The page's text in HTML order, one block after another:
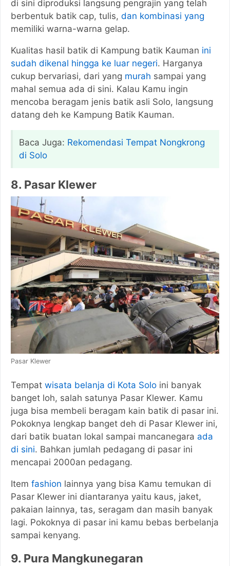
di sini diproduksi langsung pengrajin yang telah
berbentuk batik cap, tulis, dan kombinasi yang
memiliki warna-warna gelap.
Kualitas hasil batik di Kampung batik Kauman ini
sudah dikenal hingga ke luar negeri. Harganya
cukup bervariasi, dari yang murah sampai yang
mahal semua ada di sini. Kalau Kamu ingin
mencoba beragam jenis batik asli Solo, langsung
datang deh ke Kampung Batik Kauman.
Baca Juga: Rekomendasi Tempat Nongkrong
di Solo
8. Pasar Klewer
Pasar Klewer
Tempat wisata belanja di Kota Solo ini banyak
banget loh, salah satunya Pasar Klewer. Kamu
juga bisa membeli beragam kain batik di pasar ini.
Pokoknya lengkap banget deh di Pasar Klewer ini,
dari batik buatan lokal sampai mancanegara ada
di sini. Bahkan jumlah pedagang di pasar ini
mencapai 2000an pedagang.
Item fashion lainnya yang bisa Kamu temukan di
Pasar Klewer ini diantaranya yaitu kaus, jaket,
pakaian lainnya, tas, seragam dan masih banyak
lagi. Pokoknya di pasar ini kamu bebas berbelanja
sampai kenyang.
9. Pura Mangkunegaran